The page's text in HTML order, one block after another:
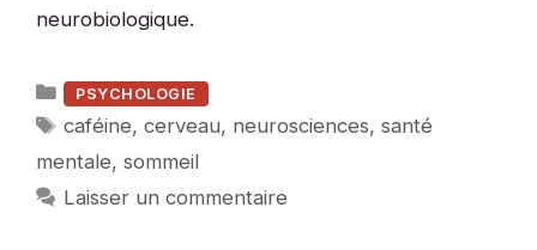
neurobiologique.
Catégories
PSYCHOLOGIE
Étiquettes
caféine,cerveau, neurosciences,santé
mentale, sommeil
Laisser un commentaire